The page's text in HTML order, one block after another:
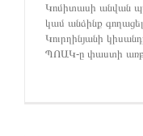
Կոմիտասի անվան
կամ անձինք
Կուրղինյանի
ՊՈԱԿ-ը փաստի